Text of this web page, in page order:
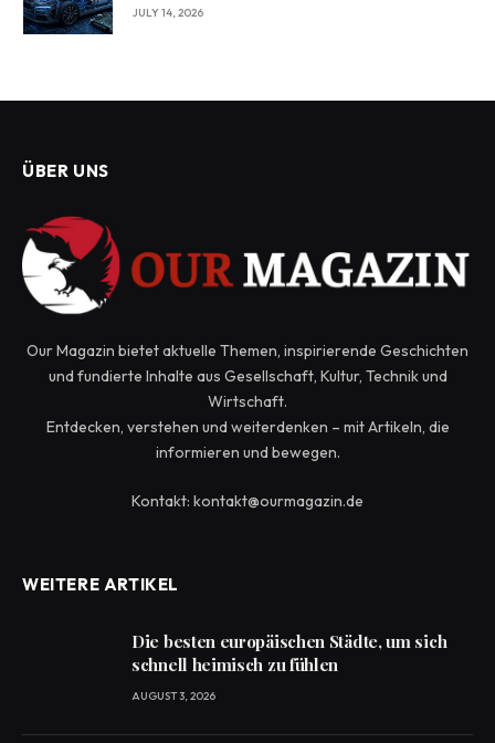
JULY 14, 2026
ÜBER UNS
Our Magazin bietet aktuelle Themen, inspirierende Geschichten
und fundierte Inhalte aus Gesellschaft, Kultur, Technik und
Wirtschaft.
Entdecken, verstehen und weiterdenken – mit Artikeln, die
informieren und bewegen.
Kontakt: kontakt@ourmagazin.de
WEITERE ARTIKEL
Die besten europäischen Städte, um sich
schnell heimisch zu fühlen
AUGUST 3, 2026